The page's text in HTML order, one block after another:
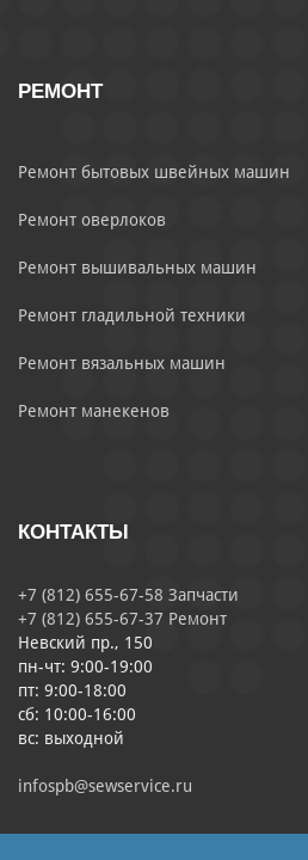
РЕМОНТ
Ремонт бытовых швейных машин
Ремонт оверлоков
Ремонт вышивальных машин
Ремонт гладильной техники
Ремонт вязальных машин
Ремонт манекенов
КОНТАКТЫ
+7 (812) 655-67-58 Запчасти
+7 (812) 655-67-37 Ремонт
Невский пр., 150
пн-чт: 9:00-19:00
пт: 9:00-18:00
сб: 10:00-16:00
вс: выходной
infospb@sewservice.ru